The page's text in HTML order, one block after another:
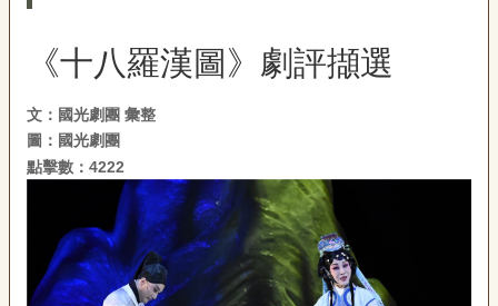
國
光
出
《十八羅漢圖》劇評擷選
文：國光劇團 彙整
圖：國光劇團
點擊數：4222